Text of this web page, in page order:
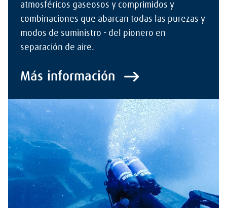
atmosféricos gaseosos y comprimidos y
combinaciones que abarcan todas las purezas y
modos de suministro - del pionero en
separación de aire.
Más información